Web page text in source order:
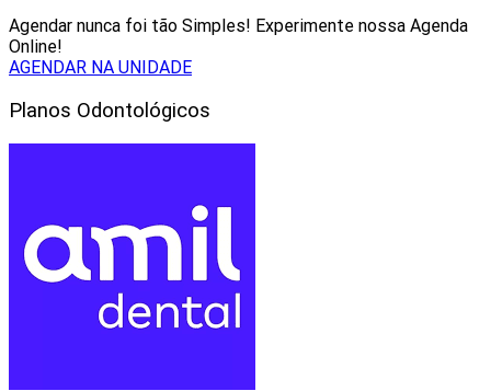
Agendar nunca foi tão Simples! Experimente nossa Agenda
Online!
AGENDAR NA UNIDADE
Planos Odontológicos